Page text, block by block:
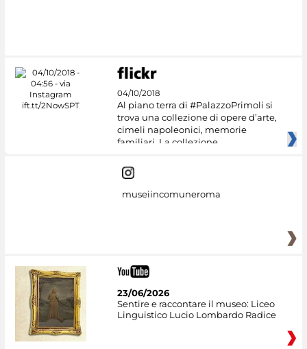
04/10/2018
Al piano terra di #PalazzoPrimoli si
trova una collezione di opere d’arte,
cimeli napoleonici, memorie
familiari. La collezione
museiincomuneroma
23/06/2026
Sentire e raccontare il museo: Liceo
Linguistico Lucio Lombardo Radice